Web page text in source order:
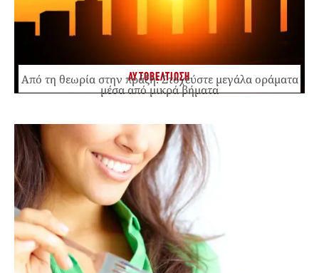
ΑΥΤΟΒΕΛΤΙΩΣΗ
Από τη θεωρία στην πράξη: Στοχεύστε μεγάλα οράματα
μέσα από μικρά βήματα